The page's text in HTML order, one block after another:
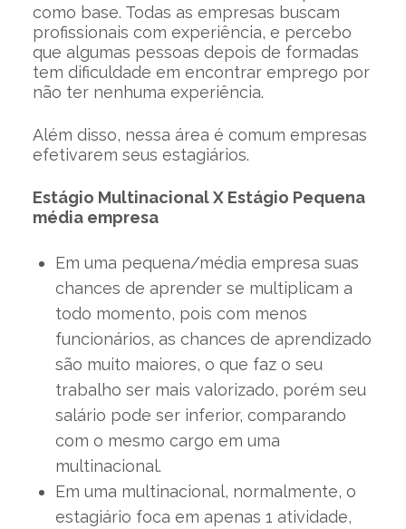
como base. Todas as empresas buscam
profissionais com experiência, e percebo
que algumas pessoas depois de formadas
tem dificuldade em encontrar emprego por
não ter nenhuma experiência.
Além disso, nessa área é comum empresas
efetivarem seus estagiários.
Estágio Multinacional X Estágio Pequena
média empresa
Em uma pequena/média empresa suas
chances de aprender se multiplicam a
todo momento, pois com menos
funcionários, as chances de aprendizado
são muito maiores, o que faz o seu
trabalho ser mais valorizado, porém seu
salário pode ser inferior, comparando
com o mesmo cargo em uma
multinacional.
Em uma multinacional, normalmente, o
estagiário foca em apenas 1 atividade,